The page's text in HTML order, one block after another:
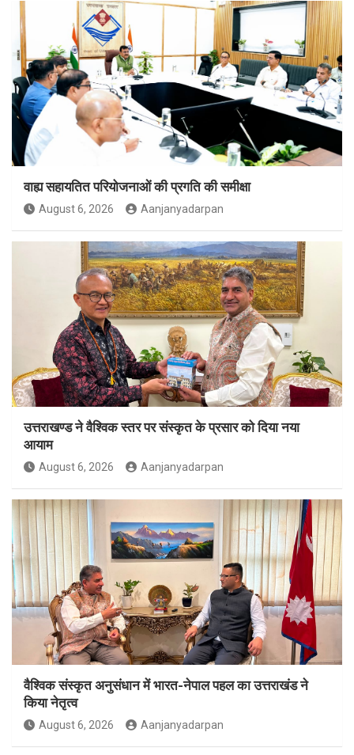
वाह्य सहायतित परियोजनाओं की प्रगति की समीक्षा
August 6, 2026 Aanjanyadarpan
उत्तराखण्ड ने वैश्विक स्तर पर संस्कृत के प्रसार को दिया नया
आयाम
August 6, 2026 Aanjanyadarpan
वैश्विक संस्कृत अनुसंधान में भारत-नेपाल पहल का उत्तराखंड ने
किया नेतृत्व
August 6, 2026 Aanjanyadarpan